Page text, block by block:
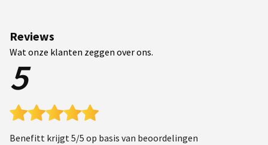
Reviews
Wat onze klanten zeggen over ons.
5
Benefitt krijgt 5/5 op basis van beoordelingen